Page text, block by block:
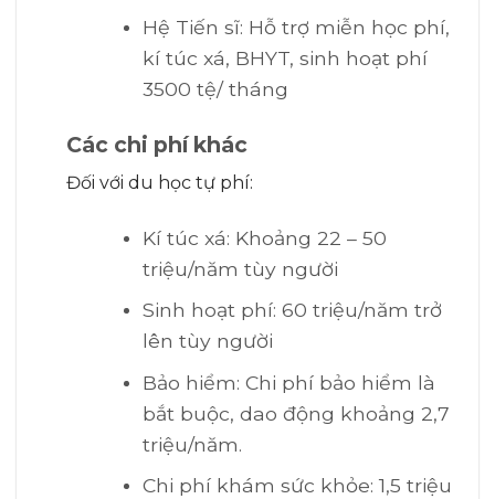
Hệ Tiến sĩ: Hỗ trợ miễn học phí,
kí túc xá, BHYT, sinh hoạt phí
3500 tệ/ tháng
Các chi phí khác
Đối với du học tự phí:
Kí túc xá: Khoảng 22 – 50
triệu/năm tùy người
Sinh hoạt phí: 60 triệu/năm trở
lên tùy người
Bảo hiểm: Chi phí bảo hiểm là
bắt buộc, dao động khoảng 2,7
triệu/năm.
Chi phí khám sức khỏe: 1,5 triệu